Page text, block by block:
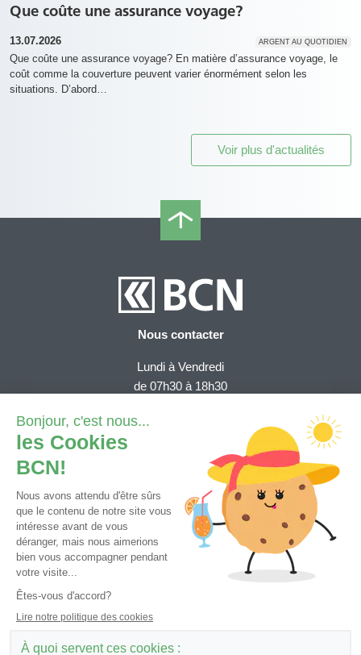
Que coûte une assurance voyage?
ARGENT AU QUOTIDIEN
13.07.2026
Que coûte une assurance voyage? En matière d’assurance voyage, le
coût comme la couverture peuvent varier énormément selon les
situations. D’abord…
Voir plus d'actualités
Nous contacter
Lundi à Vendredi
de 07h30 à 18h30
Depuis la Suisse (numéro gratuit):
Depuis l'étranger (tarif national)
+41 32 723 61 11
Demande e-services
Contact général
Tutoriels et FAQ